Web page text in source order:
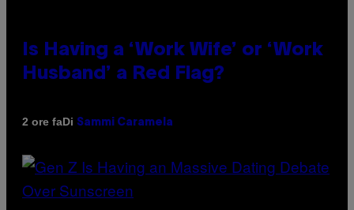
Is Having a ‘Work Wife’ or ‘Work
Husband’ a Red Flag?
2 ore faDi Sammi Caramela